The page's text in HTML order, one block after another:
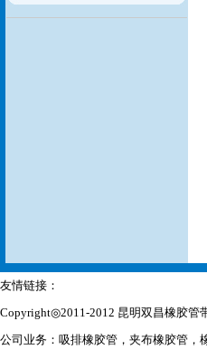
友情链接：
Copyright◎2011-2012 昆明双昌橡胶管
公司业务：吸排橡胶管，夹布橡胶管，